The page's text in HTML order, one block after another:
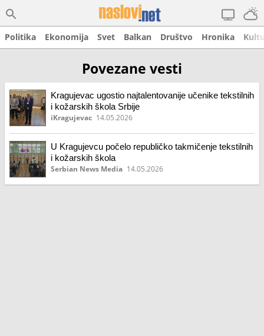
Politika Ekonomija Svet Balkan Društvo Hronika
Povezane vesti
Kragujevac ugostio najtalentovanije učenike tekstilnih
i kožarskih škola Srbije
iKragujevac 14.05.2026
U Kragujevcu počelo republičko takmičenje tekstilnih
i kožarskih škola
Serbian News Media 14.05.2026